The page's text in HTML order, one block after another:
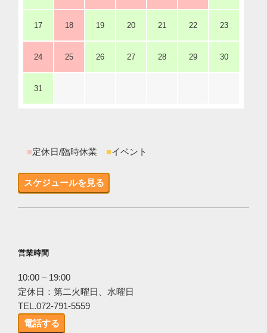
17 18 19 20 21 22 23
24 25 26 27 28 29 30
31
■定休日/臨時休業 ■イベント
スケジュールを見る
営業時間
10:00 – 19:00
定休日：第二火曜日、水曜日
TEL.072-791-5559
電話する